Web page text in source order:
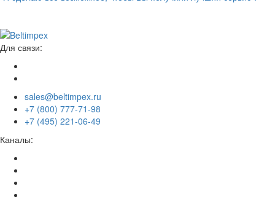
Для связи:
sales@beltimpex.ru
+7 (800) 777-71-98
+7 (495) 221-06-49
Каналы: